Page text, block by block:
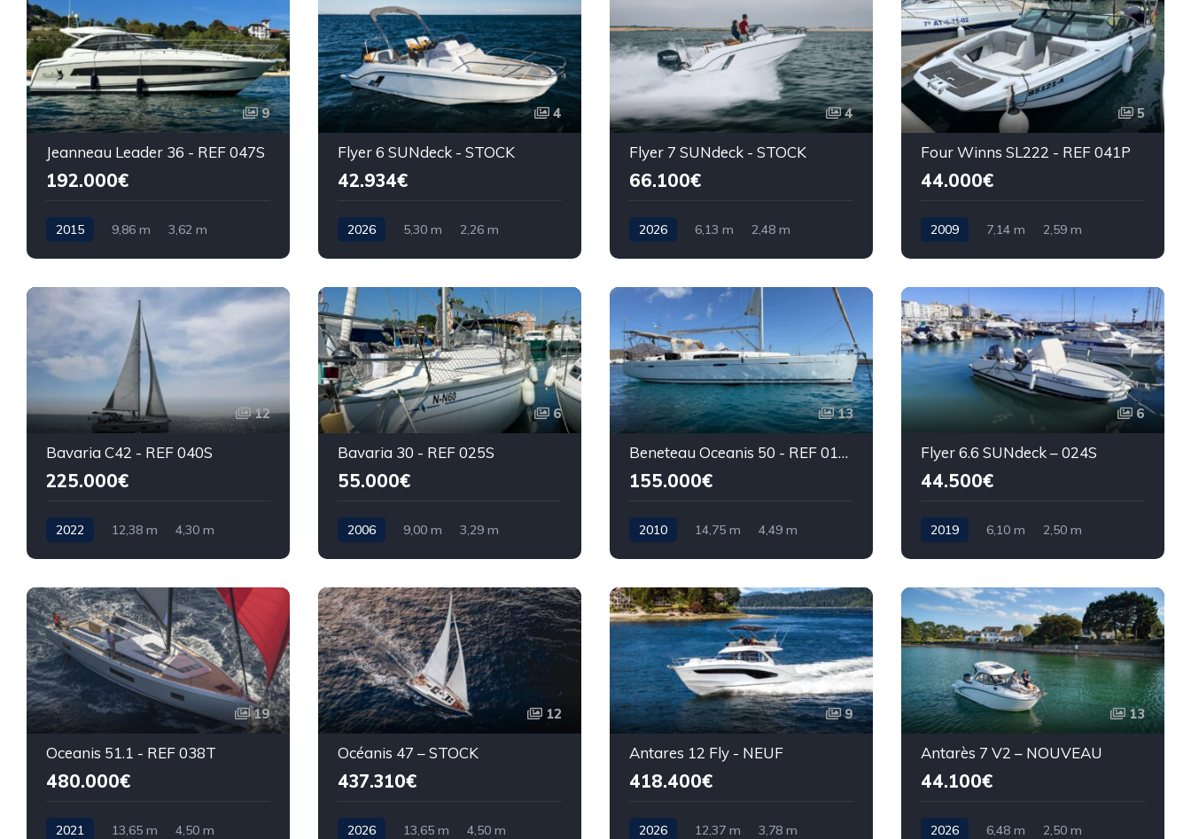
9
Jeanneau Leader 36 - REF 047S
192.000€
2015 9,86 m 3,62 m
4
Flyer 6 SUNdeck - STOCK
42.934€
2026 5,30 m 2,26 m
4
Flyer 7 SUNdeck - STOCK
66.100€
2026 6,13 m 2,48 m
5
Four Winns SL222 - REF 041P
44.000€
2009 7,14 m 2,59 m
12
Bavaria C42 - REF 040S
225.000€
2022 12,38 m 4,30 m
6
Bavaria 30 - REF 025S
55.000€
2006 9,00 m 3,29 m
13
Beneteau Oceanis 50 - REF 010S
155.000€
2010 14,75 m 4,49 m
6
Flyer 6.6 SUNdeck – 024S
44.500€
2019 6,10 m 2,50 m
19
Oceanis 51.1 - REF 038T
480.000€
2021 13,65 m 4,50 m
12
Océanis 47 – STOCK
437.310€
2026 13,65 m 4,50 m
9
Antares 12 Fly - NEUF
418.400€
2026 12,37 m 3,78 m
13
Antarès 7 V2 – NOUVEAU
44.100€
2026 6,48 m 2,50 m